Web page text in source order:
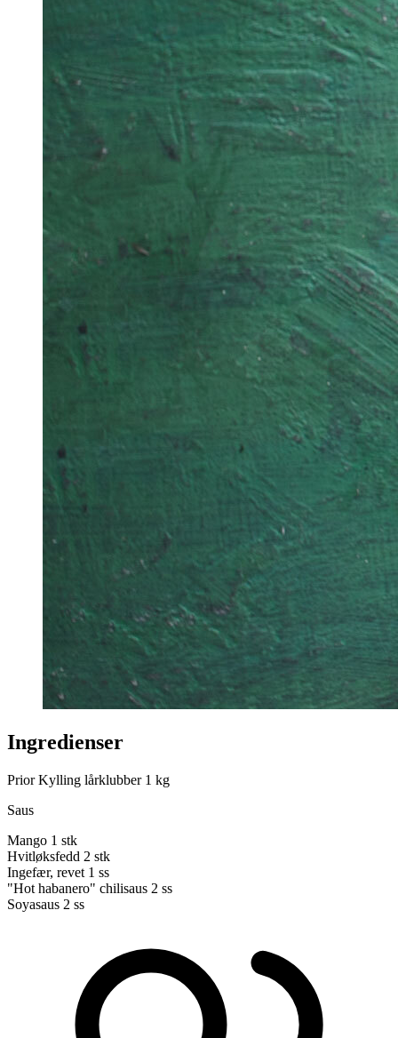
Ingredienser
Prior Kylling lårklubber 1 kg
Saus
Mango 1 stk
Hvitløksfedd 2 stk
Ingefær, revet 1 ss
"Hot habanero" chilisaus 2 ss
Soyasaus 2 ss